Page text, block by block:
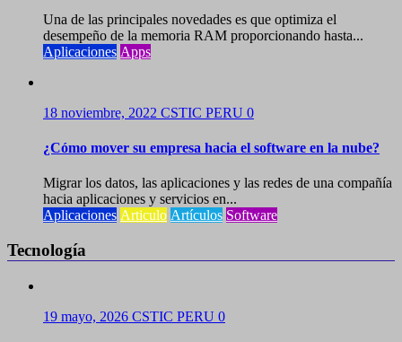
Una de las principales novedades es que optimiza el
desempeño de la memoria RAM proporcionando hasta...
Aplicaciones Apps
18 noviembre, 2022 CSTIC PERU 0
¿Cómo mover su empresa hacia el software en la nube?
Migrar los datos, las aplicaciones y las redes de una compañía
hacia aplicaciones y servicios en...
Aplicaciones Articulo Artículos Software
Tecnología
19 mayo, 2026 CSTIC PERU 0